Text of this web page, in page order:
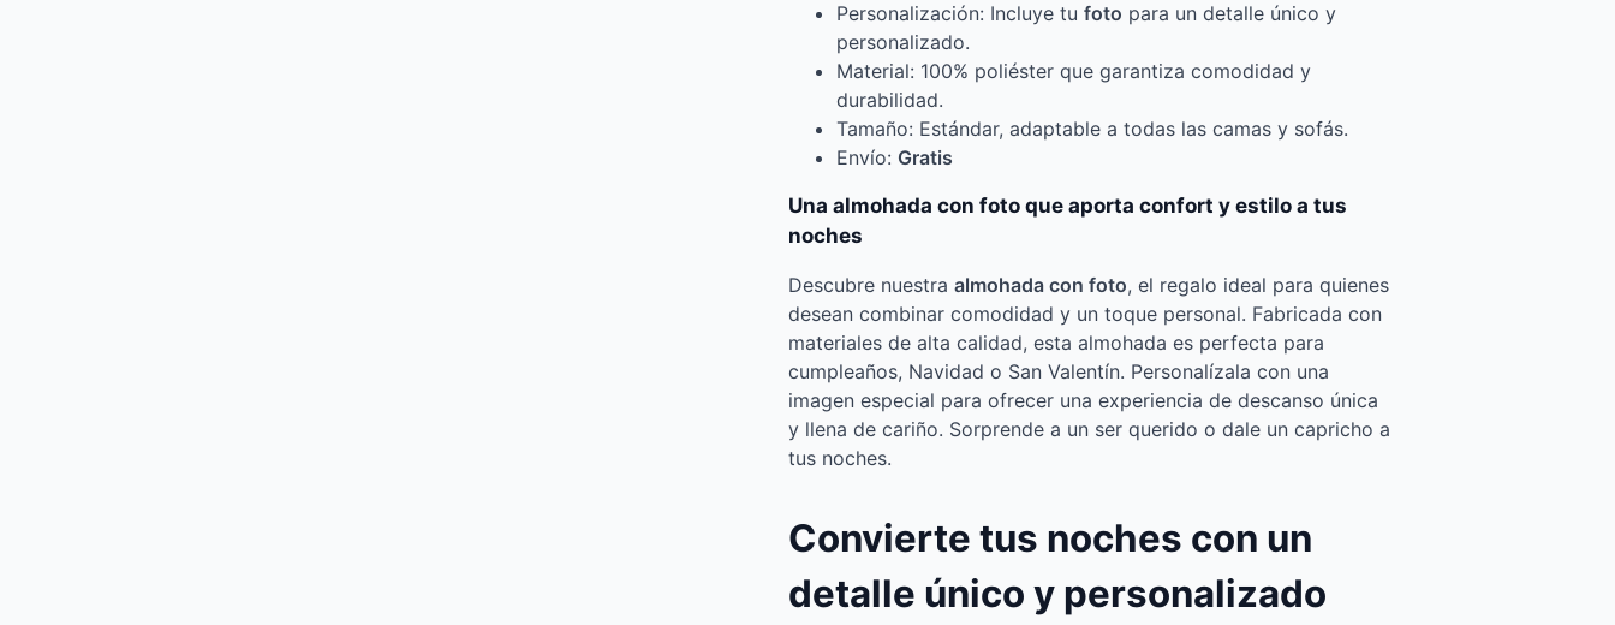
Personalización: Incluye tu foto para un detalle único y
personalizado.
Material: 100% poliéster que garantiza comodidad y
durabilidad.
Tamaño: Estándar, adaptable a todas las camas y sofás.
Envío: Gratis
Una almohada con foto que aporta confort y estilo a tus
noches
Descubre nuestra almohada con foto, el regalo ideal para quienes
desean combinar comodidad y un toque personal. Fabricada con
materiales de alta calidad, esta almohada es perfecta para
cumpleaños, Navidad o San Valentín. Personalízala con una
imagen especial para ofrecer una experiencia de descanso única
y llena de cariño. Sorprende a un ser querido o dale un capricho a
tus noches.
Convierte tus noches con un
detalle único y personalizado